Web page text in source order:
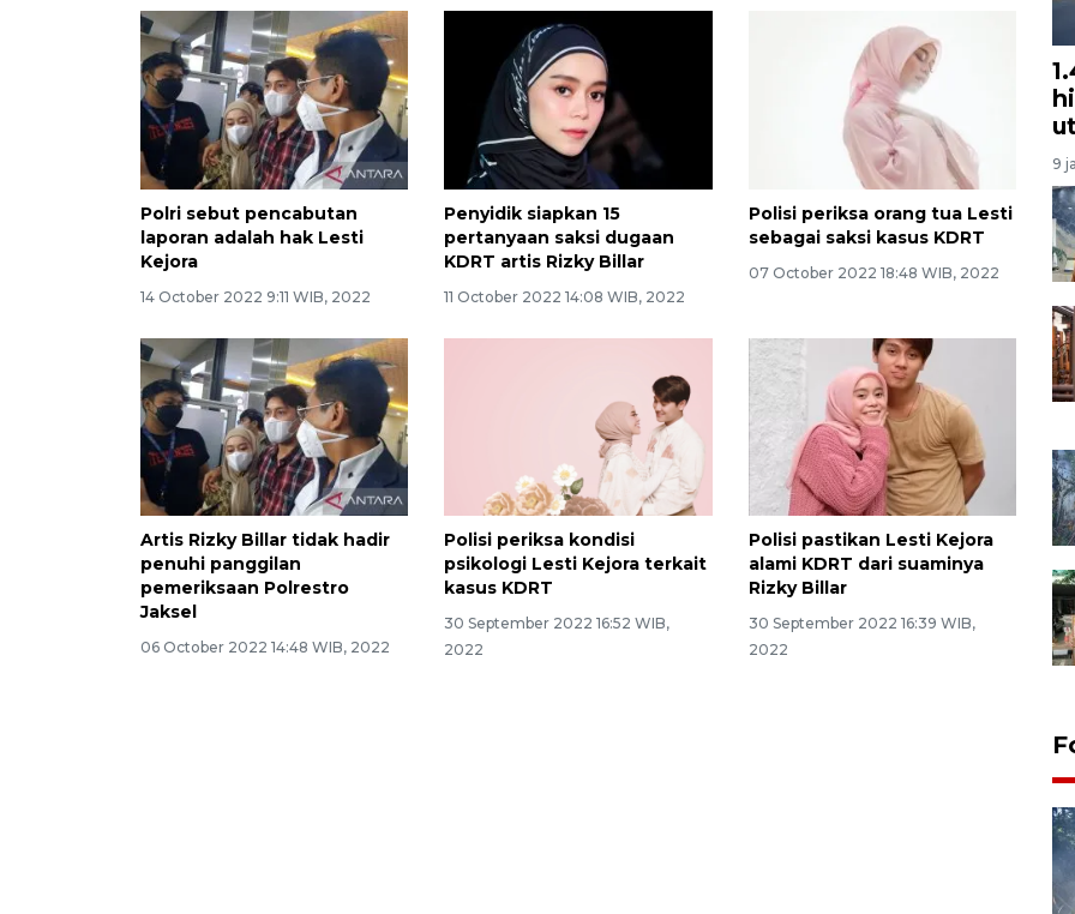
Polri sebut pencabutan
laporan adalah hak Lesti
Kejora
14 October 2022 9:11 WIB, 2022
Penyidik siapkan 15
pertanyaan saksi dugaan
KDRT artis Rizky Billar
11 October 2022 14:08 WIB, 2022
Polisi periksa orang tua Lesti
sebagai saksi kasus KDRT
07 October 2022 18:48 WIB, 2022
Artis Rizky Billar tidak hadir
penuhi panggilan
pemeriksaan Polrestro
Jaksel
06 October 2022 14:48 WIB, 2022
Polisi periksa kondisi
psikologi Lesti Kejora terkait
kasus KDRT
30 September 2022 16:52 WIB,
2022
Polisi pastikan Lesti Kejora
alami KDRT dari suaminya
Rizky Billar
30 September 2022 16:39 WIB,
2022
9